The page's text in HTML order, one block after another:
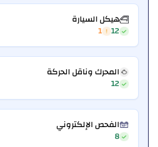
هيكل السيارة
12
1
المحرك وناقل الحركة
12
الفحص الإلكتروني
8